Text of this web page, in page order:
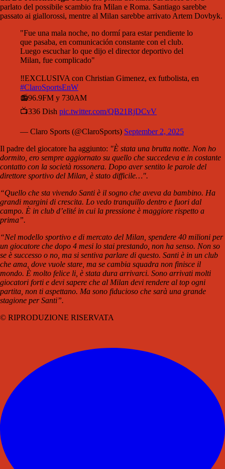
parlato del possibile scambio fra Milan e Roma. Santiago sarebbe
passato ai giallorossi, mentre al Milan sarebbe arrivato Artem Dovbyk.
"Fue una mala noche, no dormí para estar pendiente lo
que pasaba, en comunicación constante con el club.
Luego escuchar lo que dijo el director deportivo del
Milan, fue complicado"
‼️EXCLUSIVA con Christian Gimenez, ex futbolista, en
#ClaroSportsEnW
📻96.9FM y 730AM
📺336 Dish pic.twitter.com/QB21RjDCvV
— Claro Sports (@ClaroSports) September 2, 2025
Il padre del giocatore ha aggiunto: "È stata una brutta notte. Non ho
dormito, ero sempre aggiornato su quello che succedeva e in costante
contatto con la società rossonera. Dopo aver sentito le parole del
direttore sportivo del Milan, è stato difficile…".
“Quello che sta vivendo Santi è il sogno che aveva da bambino. Ha
grandi margini di crescita. Lo vedo tranquillo dentro e fuori dal
campo. È in club d’elité in cui la pressione è maggiore rispetto a
prima”.
“Nel modello sportivo e di mercato del Milan, spendere 40 milioni per
un giocatore che dopo 4 mesi lo stai prestando, non ha senso. Non so
se è successo o no, ma si sentiva parlare di questo. Santi è in un club
che ama, dove vuole stare, ma se cambia squadra non finisce il
mondo. È molto felice li, è stata dura arrivarci. Sono arrivati molti
giocatori forti e devi sapere che al Milan devi rendere al top ogni
partita, non ti aspettano. Ma sono fiducioso che sarà una grande
stagione per Santi”.
© RIPRODUZIONE RISERVATA